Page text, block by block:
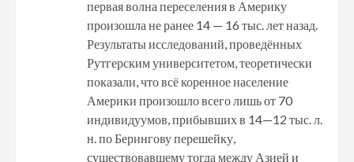
первая волна переселения в Америку
произошла не ранее 14 — 16 тыс. лет назад.
Результаты исследований, проведённых
Рутгерским университетом, теоретически
показали, что всё коренное население
Америки произошло всего лишь от 70
индивидуумов, прибывших в 14—12 тыс. л.
н. по Берингову перешейку,
существовавшему тогда между Азией и